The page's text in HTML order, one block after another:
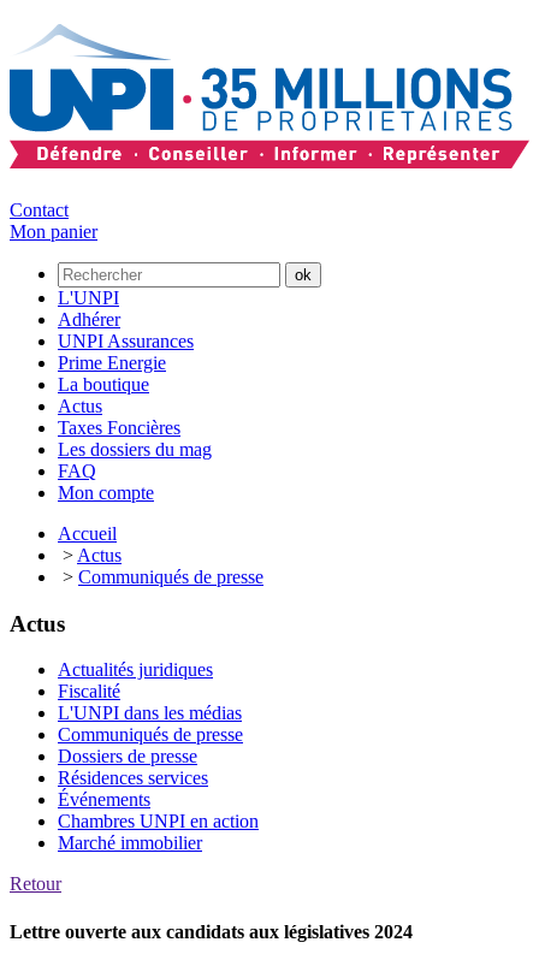
Contact
Mon panier
L'UNPI
Adhérer
UNPI Assurances
Prime Energie
La boutique
Actus
Taxes Foncières
Les dossiers du mag
FAQ
Mon compte
Accueil
> Actus
> Communiqués de presse
Actus
Actualités juridiques
Fiscalité
L'UNPI dans les médias
Communiqués de presse
Dossiers de presse
Résidences services
Événements
Chambres UNPI en action
Marché immobilier
Retour
Lettre ouverte aux candidats aux législatives 2024